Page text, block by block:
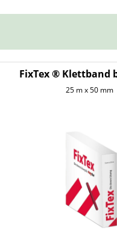
FixTex ®
25 m x 50 mm